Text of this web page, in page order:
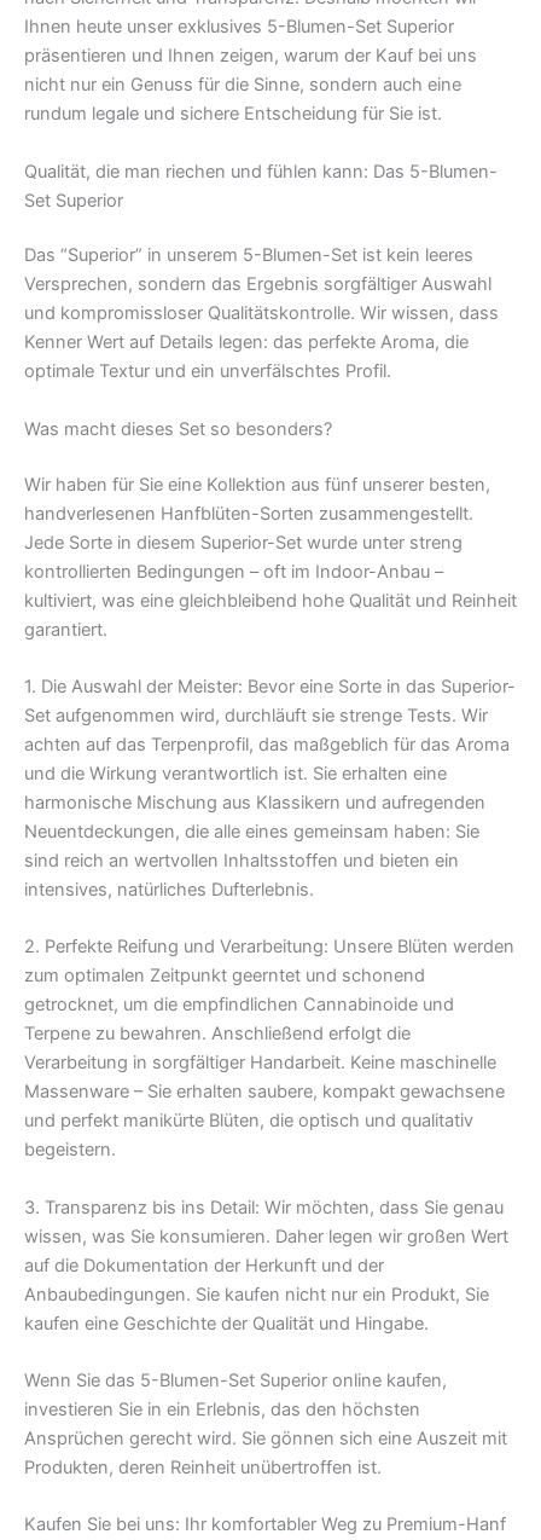
Ihnen heute unser exklusives 5-Blumen-Set Superior
präsentieren und Ihnen zeigen, warum der Kauf bei uns
nicht nur ein Genuss für die Sinne, sondern auch eine
rundum legale und sichere Entscheidung für Sie ist.
Qualität, die man riechen und fühlen kann: Das 5-Blumen-
Set Superior
Das “Superior” in unserem 5-Blumen-Set ist kein leeres
Versprechen, sondern das Ergebnis sorgfältiger Auswahl
und kompromissloser Qualitätskontrolle. Wir wissen, dass
Kenner Wert auf Details legen: das perfekte Aroma, die
optimale Textur und ein unverfälschtes Profil.
Was macht dieses Set so besonders?
Wir haben für Sie eine Kollektion aus fünf unserer besten,
handverlesenen Hanfblüten-Sorten zusammengestellt.
Jede Sorte in diesem Superior-Set wurde unter streng
kontrollierten Bedingungen – oft im Indoor-Anbau –
kultiviert, was eine gleichbleibend hohe Qualität und Reinheit
garantiert.
1. Die Auswahl der Meister: Bevor eine Sorte in das Superior-
Set aufgenommen wird, durchläuft sie strenge Tests. Wir
achten auf das Terpenprofil, das maßgeblich für das Aroma
und die Wirkung verantwortlich ist. Sie erhalten eine
harmonische Mischung aus Klassikern und aufregenden
Neuentdeckungen, die alle eines gemeinsam haben: Sie
sind reich an wertvollen Inhaltsstoffen und bieten ein
intensives, natürliches Dufterlebnis.
2. Perfekte Reifung und Verarbeitung: Unsere Blüten werden
zum optimalen Zeitpunkt geerntet und schonend
getrocknet, um die empfindlichen Cannabinoide und
Terpene zu bewahren. Anschließend erfolgt die
Verarbeitung in sorgfältiger Handarbeit. Keine maschinelle
Massenware – Sie erhalten saubere, kompakt gewachsene
und perfekt manikürte Blüten, die optisch und qualitativ
begeistern.
3. Transparenz bis ins Detail: Wir möchten, dass Sie genau
wissen, was Sie konsumieren. Daher legen wir großen Wert
auf die Dokumentation der Herkunft und der
Anbaubedingungen. Sie kaufen nicht nur ein Produkt, Sie
kaufen eine Geschichte der Qualität und Hingabe.
Wenn Sie das 5-Blumen-Set Superior online kaufen,
investieren Sie in ein Erlebnis, das den höchsten
Ansprüchen gerecht wird. Sie gönnen sich eine Auszeit mit
Produkten, deren Reinheit unübertroffen ist.
Kaufen Sie bei uns: Ihr komfortabler Weg zu Premium-Hanf